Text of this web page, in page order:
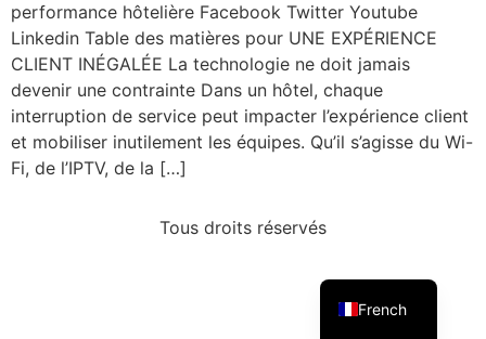
performance hôtelière Facebook Twitter Youtube
Linkedin Table des matières pour UNE EXPÉRIENCE
CLIENT INÉGALÉE La technologie ne doit jamais
devenir une contrainte Dans un hôtel, chaque
interruption de service peut impacter l’expérience client
et mobiliser inutilement les équipes. Qu’il s’agisse du Wi-
Fi, de l’IPTV, de la […]
Tous droits réservés
French